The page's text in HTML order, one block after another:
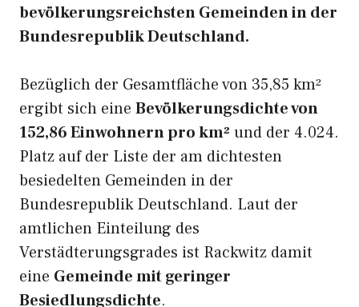
bevölkerungsreichsten Gemeinden in der
Bundesrepublik Deutschland.
Bezüglich der Gesamtfläche von 35,85 km²
ergibt sich eine Bevölkerungsdichte von
152,86 Einwohnern pro km² und der 4.024.
Platz auf der Liste der am dichtesten
besiedelten Gemeinden in der
Bundesrepublik Deutschland. Laut der
amtlichen Einteilung des
Verstädterungsgrades ist Rackwitz damit
eine Gemeinde mit geringer
Besiedlungsdichte.